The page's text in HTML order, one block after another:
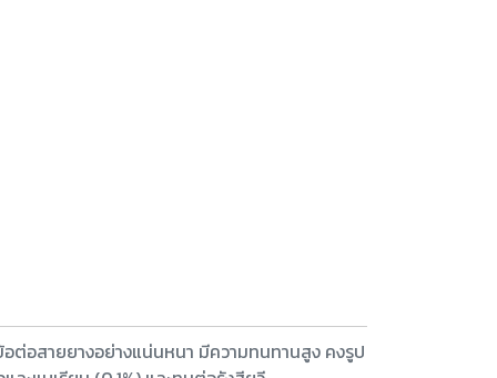
ต่อสายยางอย่างแน่นหนา มีความทนทานสูง คงรูป